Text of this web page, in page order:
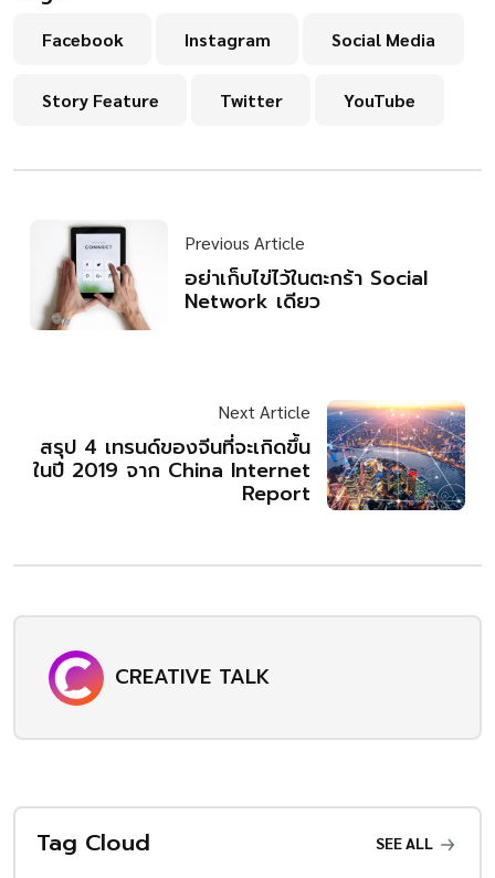
Facebook Instagram Social Media
Story Feature Twitter YouTube
Previous Article
อย่าเก็บไข่ไว้ในตะกร้า Social
Network เดียว
Next Article
สรุป 4 เทรนด์ของจีนที่จะเกิดขึ้น
ในปี 2019 จาก China Internet
Report
CREATIVE TALK
Tag Cloud SEE ALL